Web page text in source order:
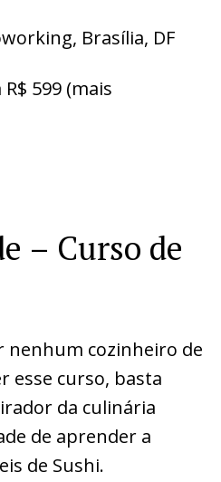
Brasília, DF
R$ 599 (mais
– Curso de
nenhum cozinheiro de
esse curso, basta
da culinária
de aprender a
de Sushi.